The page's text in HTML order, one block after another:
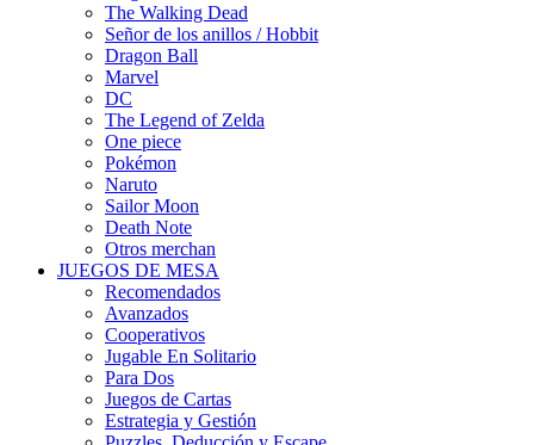
The Walking Dead
Señor de los anillos / Hobbit
Dragon Ball
Marvel
DC
The Legend of Zelda
One piece
Pokémon
Naruto
Sailor Moon
Death Note
Otros merchan
JUEGOS DE MESA
Recomendados
Avanzados
Cooperativos
Jugable En Solitario
Para Dos
Juegos de Cartas
Estrategia y Gestión